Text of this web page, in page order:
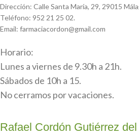
Dirección: Calle Santa María, 29, 29015
Teléfono: 952 21 25 02.
Email: farmaciacordon@gmail.com
Horario:
Lunes a viernes de 9.30h a 21h.
Sábados de 10h a 15.
No cerramos por vacaciones.
Rafael Cordón Gutiérrez